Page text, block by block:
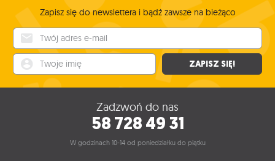
Zapisz się do newslettera i bądź zawsze na bieżąco
ZAPISZ SIĘ!
Zadzwoń do nas
58 728 49 31
W godzinach 10-14 od poniedziałku do piątku